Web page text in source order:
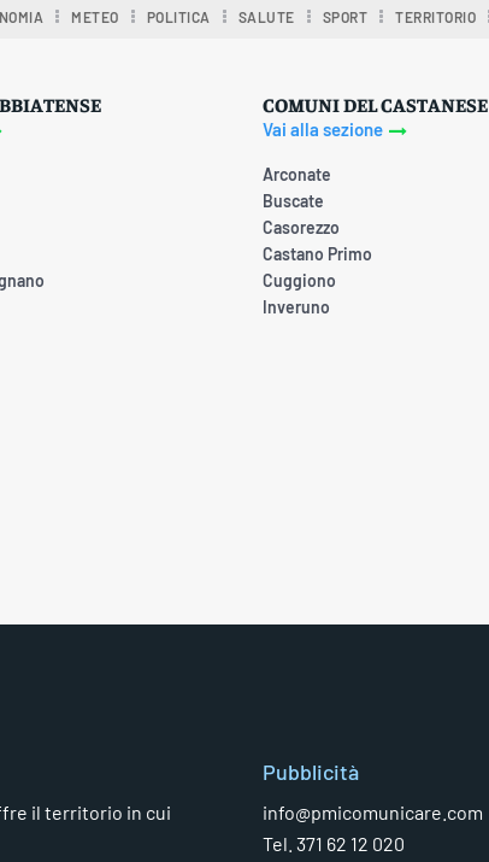
METEO POLITICA SALUTE SPORT TERRITORIO
COMUNI DEL CASTANESE
Vai alla sezione
Arconate
Buscate
Casorezzo
Castano Primo
Cuggiono
Inveruno
il territorio in cui
Pubblicità
info@pmicomunicare.com
Tel. 371 62 12 020